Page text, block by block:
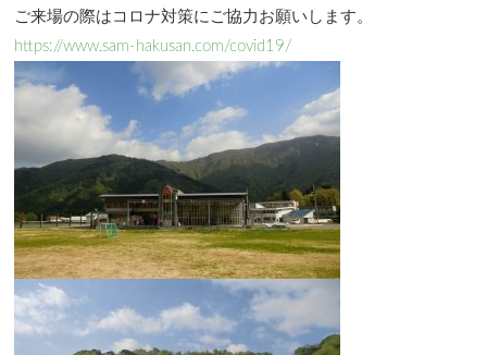
ご来場の際はコロナ対策にご協力お願いします。
https://www.sam-hakusan.com/covid19/